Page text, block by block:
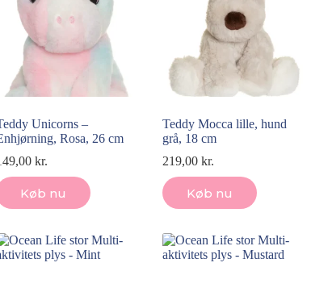
Unicorns –
Rosa, 26 cm
kr.
Køb nu
Teddy Mocca lille, hund
grå, 18 cm
219,00kr.
Køb nu